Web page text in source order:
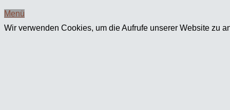
Menü
Wir verwenden Cookies, um die Aufrufe unserer Website zu